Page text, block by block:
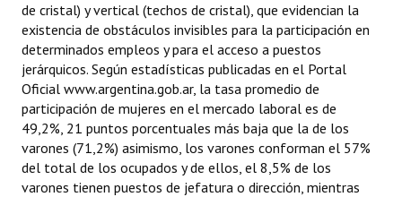
de cristal) y vertical (techos de cristal), que evidencian la
existencia de obstáculos invisibles para la participación en
determinados empleos y para el acceso a puestos
jerárquicos. Según estadísticas publicadas en el Portal
Oficial www.argentina.gob.ar, la tasa promedio de
participación de mujeres en el mercado laboral es de
49,2%, 21 puntos porcentuales más baja que la de los
varones (71,2%) asimismo, los varones conforman el 57%
del total de los ocupados y de ellos, el 8,5% de los
varones tienen puestos de jefatura o dirección, mientras